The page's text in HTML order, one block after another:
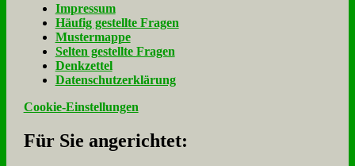
Im­pres­sum
Häu­fig ge­stell­te Fra­gen
Mu­ster­map­pe
Sel­ten ge­stell­te Fra­gen
Denk­zet­tel
Da­ten­schutz­er­klä­rung
Cookie-Einstellungen
Für Sie an­ge­rich­tet: